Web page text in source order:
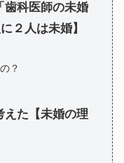
歯科医師の未婚
２人は未婚】
？
えた【未婚の理